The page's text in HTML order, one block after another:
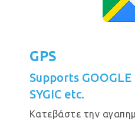
GPS
Supports GOOGLE
SYGIC etc.
Κατεβάστε την